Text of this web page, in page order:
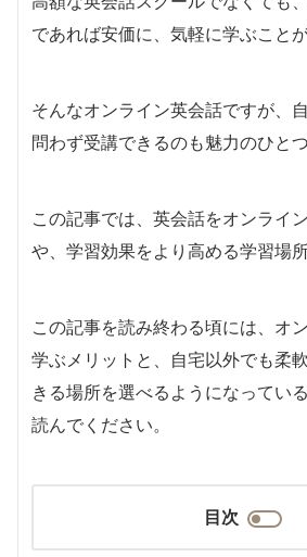
であれば安価に、気軽に学ぶこと
そんなオンライン英会話ですが、
問わず受講できるのも魅力のひとつ
この記事では、英会話をオンライ
や、学習効果をより高める学習場
この記事を読み終わる頃には、オ
学ぶメリットと、自宅以外でも柔
きる場所を選べるようになってい
読んでください。
目次